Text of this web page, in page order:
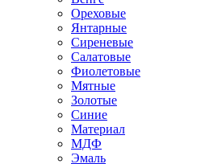
Ореховые
Янтарные
Сиреневые
Салатовые
Фиолетовые
Мятные
Золотые
Синие
Материал
МДФ
Эмаль